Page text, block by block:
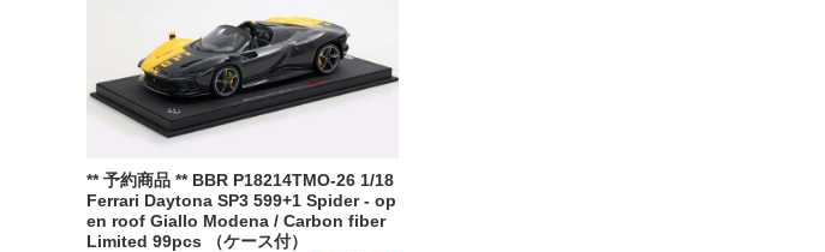
** 予約商品 ** BBR P18214TMO-26 1/18
Ferrari Daytona SP3 599+1 Spider - op
en roof Giallo Modena / Carbon fiber
Limited 99pcs （ケース付）